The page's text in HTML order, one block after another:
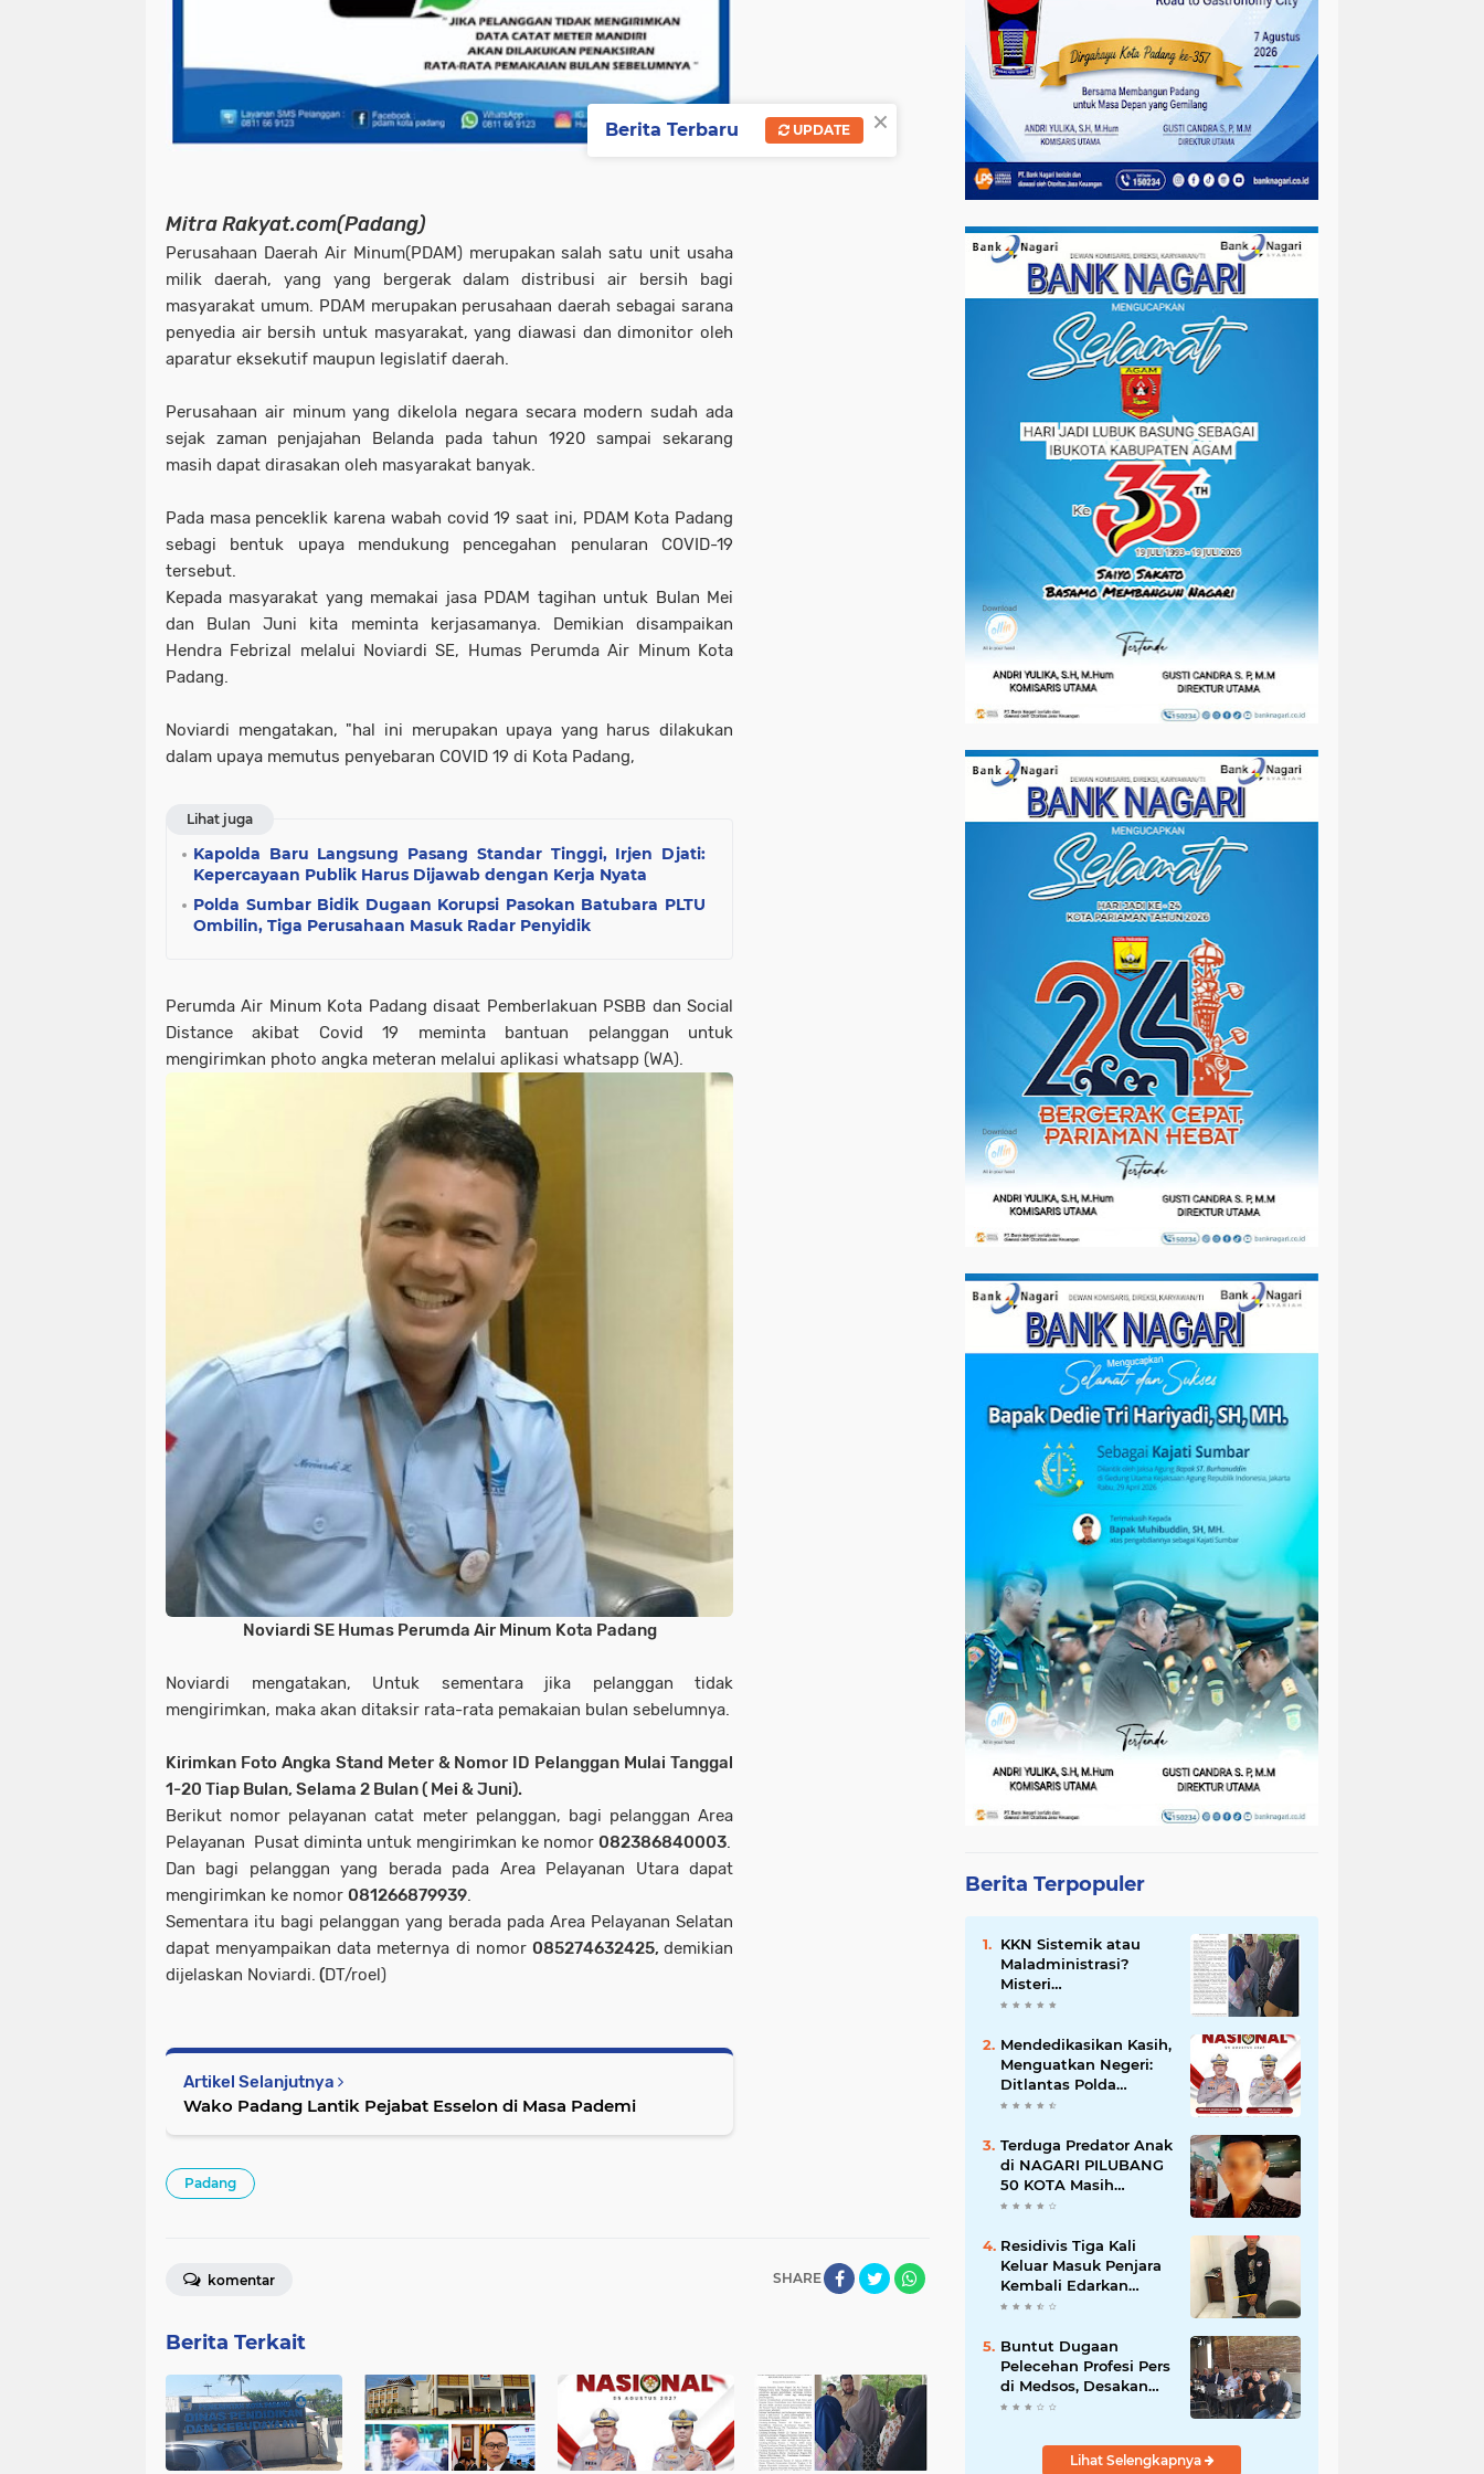
Mitra Rakyat.com(Padang)
Perusahaan Daerah Air Minum(PDAM) merupakan salah satu unit usaha
milik daerah, yang yang bergerak dalam distribusi air bersih bagi
masyarakat umum. PDAM merupakan perusahaan daerah sebagai sarana
penyedia air bersih untuk masyarakat, yang diawasi dan dimonitor oleh
aparatur eksekutif maupun legislatif daerah.
Perusahaan air minum yang dikelola negara secara modern sudah ada
sejak zaman penjajahan Belanda pada tahun 1920 sampai sekarang
masih dapat dirasakan oleh masyarakat banyak.
Pada masa penceklik karena wabah covid 19 saat ini, PDAM Kota Padang
sebagi bentuk upaya mendukung pencegahan penularan COVID-19
tersebut.
Kepada masyarakat yang memakai jasa PDAM tagihan untuk Bulan Mei
dan Bulan Juni kita meminta kerjasamanya. Demikian disampaikan
Hendra Febrizal melalui Noviardi SE, Humas Perumda Air Minum Kota
Padang.
Noviardi mengatakan, "hal ini merupakan upaya yang harus dilakukan
dalam upaya memutus penyebaran COVID 19 di Kota Padang,
Lihat juga
Kapolda Baru Langsung Pasang Standar Tinggi, Irjen Djati:
Kepercayaan Publik Harus Dijawab dengan Kerja Nyata
Polda Sumbar Bidik Dugaan Korupsi Pasokan Batubara PLTU
Ombilin, Tiga Perusahaan Masuk Radar Penyidik
Perumda Air Minum Kota Padang disaat Pemberlakuan PSBB dan Social
Distance akibat Covid 19 meminta bantuan pelanggan untuk
mengirimkan photo angka meteran melalui aplikasi whatsapp (WA).
Noviardi SE Humas Perumda Air Minum Kota Padang
Noviardi mengatakan, Untuk sementara jika pelanggan tidak
mengirimkan, maka akan ditaksir rata-rata pemakaian bulan sebelumnya.
Kirimkan Foto Angka Stand Meter & Nomor ID Pelanggan Mulai Tanggal
1-20 Tiap Bulan, Selama 2 Bulan ( Mei & Juni).
Berikut nomor pelayanan catat meter pelanggan, bagi pelanggan Area
Pelayanan Pusat diminta untuk mengirimkan ke nomor 082386840003.
Dan bagi pelanggan yang berada pada Area Pelayanan Utara dapat
mengirimkan ke nomor 081266879939.
Sementara itu bagi pelanggan yang berada pada Area Pelayanan Selatan
dapat menyampaikan data meternya di nomor 085274632425,demikian
dijelaskan Noviardi. (DT/roel)
Artikel Selanjutnya
Wako Padang Lantik Pejabat Esselon di Masa Pademi
Padang
SHARE
komentar
Berita Terkait
Berita Terpopuler
KKN Sistemik atau
Maladministrasi?
Misteri
"Dikorbankannya" SDN
Transparansi Pemkot
Padang
Mendedikasikan Kasih,
Menguatkan Negeri:
Ditlantas Polda
Sumbar Apresiasi
sebagai Pilar
Pengabdian
Terduga Predator Anak
di NAGARI PILUBANG
50 KOTA Masih
Berkeliaran
Residivis Tiga Kali
Keluar Masuk Penjara
Kembali Edarkan
Sabu, Polresta
Paket Siap Edar
Buntut Dugaan
Pelecehan Profesi Pers
di Medsos, Desakan
Copot Kasatpol PP
Lihat Selengkapnya
×
Berita Terbaru UPDATE